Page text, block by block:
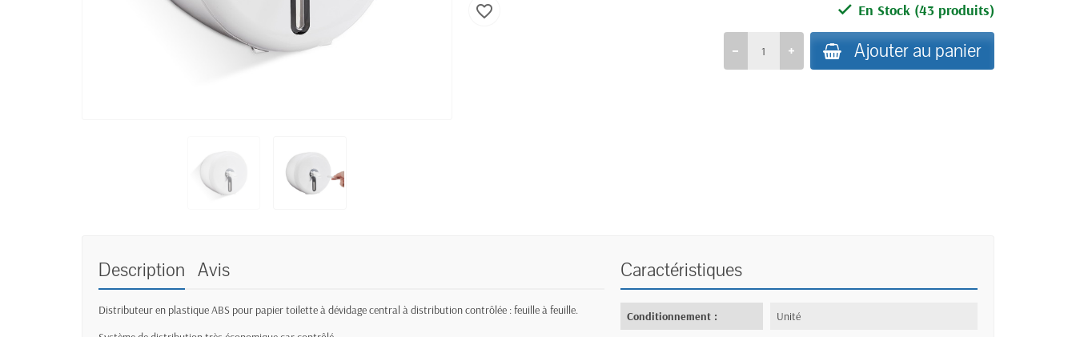
En Stock (43 produits)
Ajouter au panier
favorite_border
Description Avis
Distributeur en plastique ABS pour papier toilette à dévidage central à distribution contrôlée : feuille à feuille.
Caractéristiques
Conditionnement : Unité